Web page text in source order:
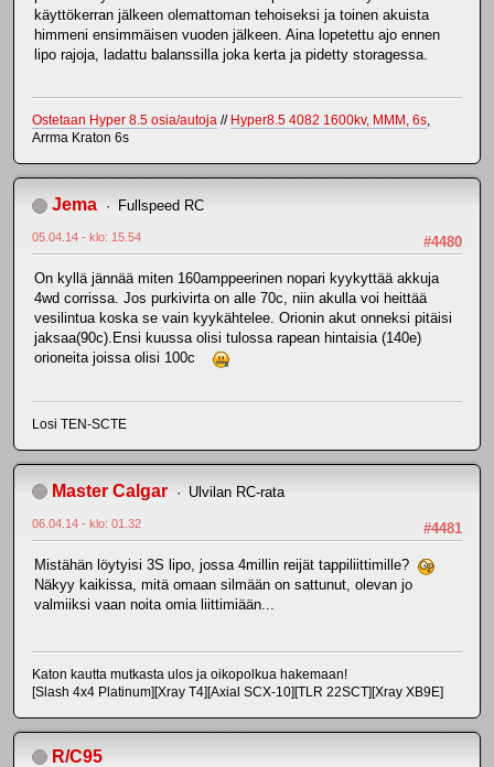
käyttökerran jälkeen olemattoman tehoiseksi ja toinen akuista
himmeni ensimmäisen vuoden jälkeen. Aina lopetettu ajo ennen
lipo rajoja, ladattu balanssilla joka kerta ja pidetty storagessa.
Ostetaan Hyper 8.5 osia/autoja // Hyper8.5 4082 1600kv, MMM, 6s,
Arrma Kraton 6s
Jema Fullspeed RC
#4480
05.04.14 - klo: 15.54
On kyllä jännää miten 160amppeerinen nopari kyykyttää akkuja
4wd corrissa. Jos purkivirta on alle 70c, niin akulla voi heittää
vesilintua koska se vain kyykähtelee. Orionin akut onneksi pitäisi
jaksaa(90c).Ensi kuussa olisi tulossa rapean hintaisia (140e)
orioneita joissa olisi 100c
Losi TEN-SCTE
Master Calgar Ulvilan RC-rata
#4481
06.04.14 - klo: 01.32
Mistähän löytyisi 3S lipo, jossa 4millin reijät tappiliittimille?
Näkyy kaikissa, mitä omaan silmään on sattunut, olevan jo
valmiiksi vaan noita omia liittimiään...
Katon kautta mutkasta ulos ja oikopolkua hakemaan!
[Slash 4x4 Platinum][Xray T4][Axial SCX-10][TLR 22SCT][Xray XB9E]
R/C95